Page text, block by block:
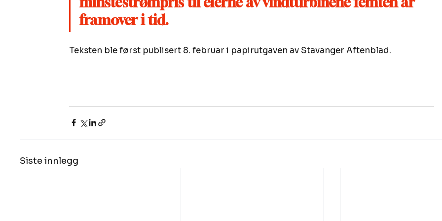
framover i tid.
Teksten ble først publisert 8. februar i papirutgaven av Stavanger Aftenblad.
Siste innlegg